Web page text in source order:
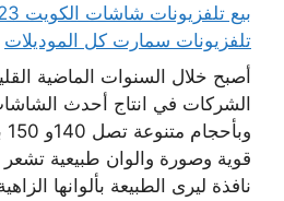
تلفزيونات سمارت كل الموديلات
أصبح خلال السنوات الماضية
الشركات في انتاج أحدث
قوية وصورة والوان طبيعية
نافذة ليرى الطبيعة بألوانها